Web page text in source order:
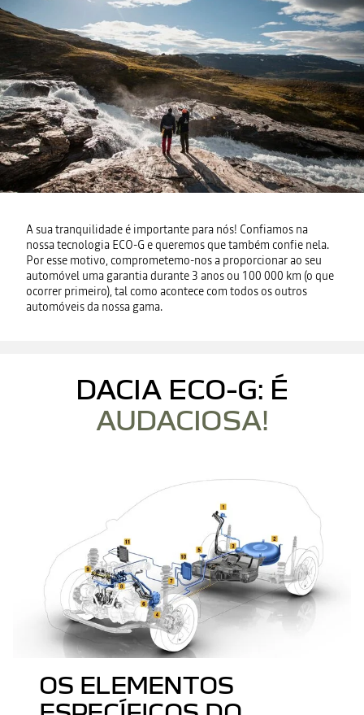
A sua tranquilidade é importante para nós! Confiamos na
nossa tecnologia ECO-G e queremos que também confie nela.
Por esse motivo, comprometemo-nos a proporcionar ao seu
automóvel uma garantia durante 3 anos ou 100 000 km (o que
ocorrer primeiro), tal como acontece com todos os outros
automóveis da nossa gama.
DACIA ECO-G: É
AUDACIOSA!
OS ELEMENTOS